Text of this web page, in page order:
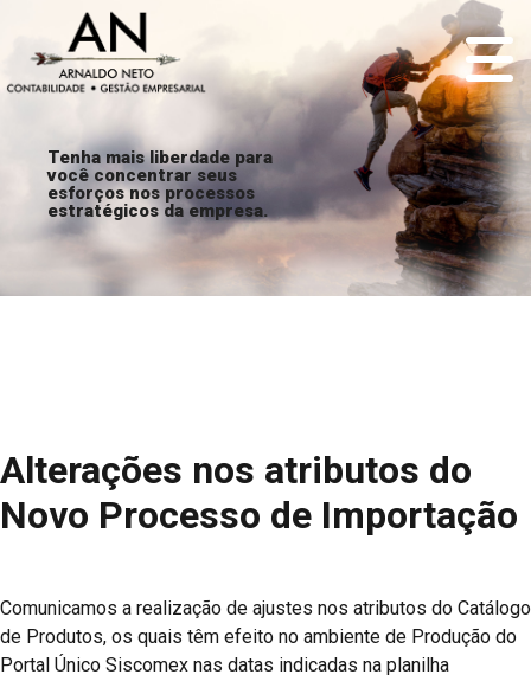
Tenha mais liberdade para
você concentrar seus
esforços nos processos
estratégicos da empresa.
Alterações nos atributos do
Novo Processo de Importação
Comunicamos a realização de ajustes nos atributos do Catálogo
de Produtos, os quais têm efeito no ambiente de Produção do
Portal Único Siscomex nas datas indicadas na planilha